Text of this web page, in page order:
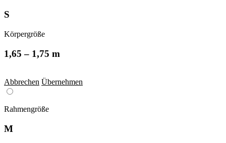
S
Körpergröße
1,65 – 1,75 m
Abbrechen Übernehmen
Rahmengröße
M